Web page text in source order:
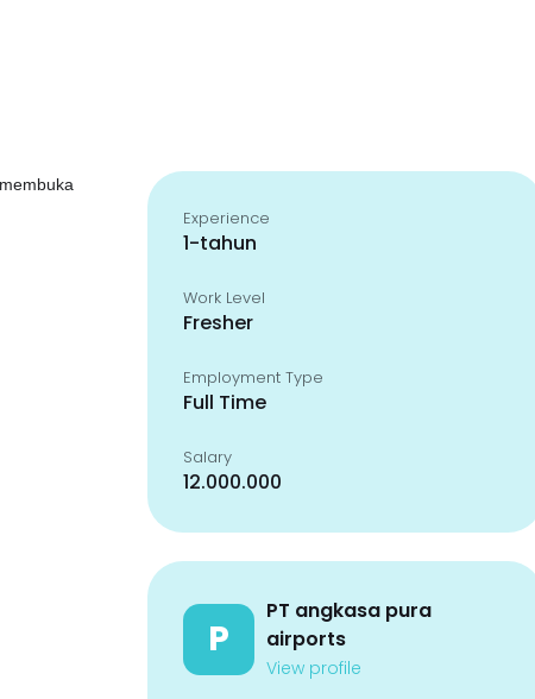
Experience
1-tahun
Work Level
Fresher
Employment Type
Full Time
Salary
12.000.000
P
PT angkasa pura
airports
View profile